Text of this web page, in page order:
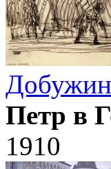
Петр в
1910